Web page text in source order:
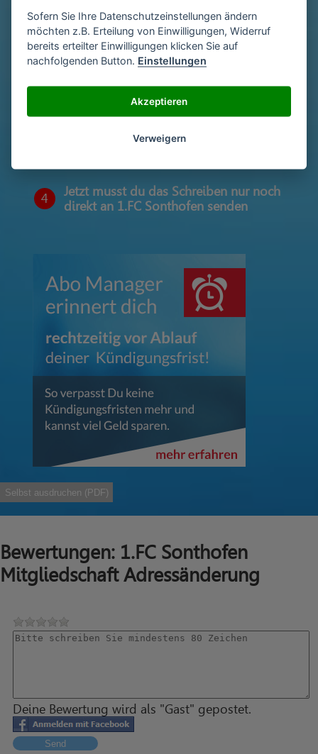
2
Gib deinen Namen und deine Adresse
ein
Unterschriebe das Schreiben mit deinem
Namen oder lade eine Unterschrift hoch
4
Jetzt musst du das Schreiben nur noch
direkt an 1.FC Sonthofen senden
Selbst ausdruchen (PDF)
Bewertungen: 1.FC Sonthofen
Mitgliedschaft Adressänderung
Deine Bewertung wird als "Gast" gepostet.
Send
Sofern Sie Ihre Datenschutzeinstellungen ändern
möchten z.B. Erteilung von Einwilligungen, Widerruf
bereits erteilter Einwilligungen klicken Sie auf
nachfolgenden Button. Einstellungen
Akzeptieren
Verweigern